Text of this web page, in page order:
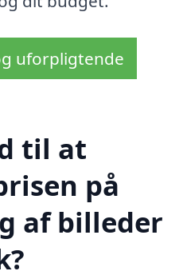
uforpligtende
til at
på
af billeder